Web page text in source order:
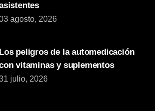
agosto, 2026
Los peligros de la automedicación
vitaminas y suplementos
julio, 2026